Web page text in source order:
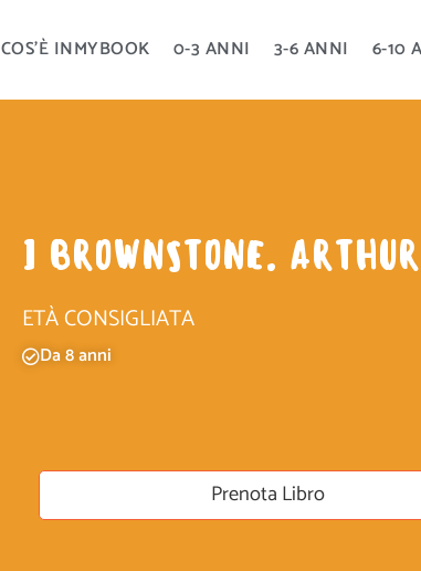
COS’È INMYBOOK 0-3 ANNI 3-6 ANNI 6-10
I BROWNSTONE.
ETÀ CONSIGLIATA
Da 8 anni
Prenota Libro